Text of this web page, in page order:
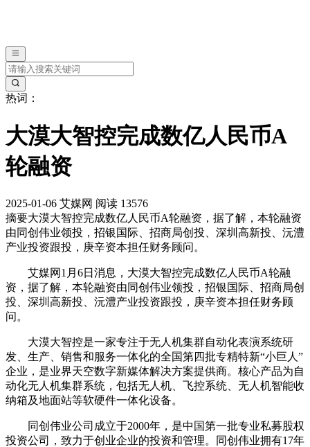
热词：
大漠大智控完成数亿人民币A
轮融资
2025-01-06 艾媒网 阅读 13576
摘要大漠大智控完成数亿人民币A轮融资，据了解，本轮融资
由同创伟业领投，招银国际、招商局创投、深圳高新投、沅澧
产业投资跟投，庚辛资本担任财务顾问。
艾媒网1月6日消息，大漠大智控完成数亿人民币A轮融
资，据了解，本轮融资由同创伟业领投，招银国际、招商局创
投、深圳高新投、沅澧产业投资跟投，庚辛资本担任财务顾
问。
大漠大智控是一家专注于无人机集群自动化表演系统研
发、生产、销售和服务一体化的全国第四批专精特新“小巨人”
企业，是业界天空数字新媒体解决方案提供商。核心产品为自
动化无人机集群系统，包括无人机、飞控系统、无人机智能收
纳箱及地面站等软硬件一体化设备。
‌同创伟业公司成立于2000年，是中国第一批专业私募股权
投资公司，致力于创业企业的投资和管理。‌同创伟业拥有17年